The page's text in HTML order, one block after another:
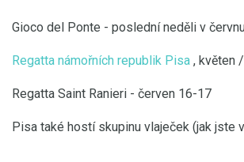
Gioco del Ponte - poslední neděli v
Regatta námořních republik Pisa , květen
Regatta Saint Ranieri - červen 16-17
Pisa také hostí skupinu vlaječek (jak jste